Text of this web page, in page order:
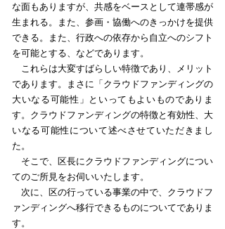
な面もありますが、共感をベースとして連帯感が
生まれる。また、参画・協働へのきっかけを提供
できる。また、行政への依存から自立へのシフト
を可能とする、などであります。
これらは大変すばらしい特徴であり、メリット
であります。まさに「クラウドファンディングの
大いなる可能性」といってもよいものでありま
す。クラウドファンディングの特徴と有効性、大
いなる可能性について述べさせていただきまし
た。
そこで、区長にクラウドファンディングについ
てのご所見をお伺いいたします。
次に、区の行っている事業の中で、クラウドフ
ァンディングへ移行できるものについてでありま
す。